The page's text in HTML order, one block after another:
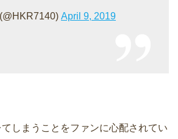
April 9, 2019
しまうことをファンに心配されてい